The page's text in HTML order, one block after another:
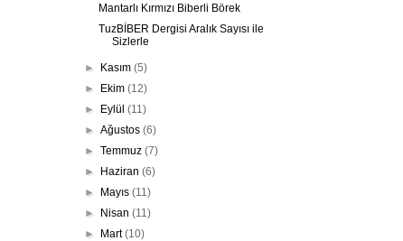
Mantarlı Kırmızı Biberli Börek
TuzBİBER Dergisi Aralık Sayısı ile
Sizlerle
► Kasım(5)
► Ekim(12)
► Eylül(11)
►Ağustos(6)
►Temmuz(7)
► Haziran(6)
► Mayıs(11)
► Nisan(11)
► Mart(10)